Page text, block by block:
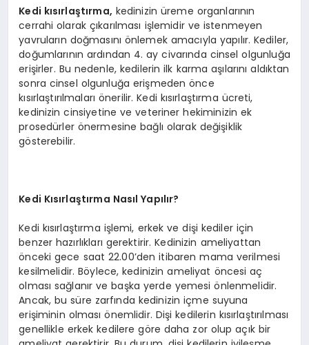
Kedi kısırlaştırma, kedinizin üreme organlarının
cerrahi olarak çıkarılması işlemidir ve istenmeyen
yavruların doğmasını önlemek amacıyla yapılır. Kediler,
doğumlarının ardından 4. ay civarında cinsel olgunluğa
erişirler. Bu nedenle, kedilerin ilk karma aşılarını aldıktan
sonra cinsel olgunluğa erişmeden önce
kısırlaştırılmaları önerilir. Kedi kısırlaştırma ücreti,
kedinizin cinsiyetine ve veteriner hekiminizin ek
prosedürler önermesine bağlı olarak değişiklik
gösterebilir.
Kedi Kısırlaştırma Nasıl Yapılır?
Kedi kısırlaştırma işlemi, erkek ve dişi kediler için
benzer hazırlıkları gerektirir. Kedinizin ameliyattan
önceki gece saat 22.00’den itibaren mama verilmesi
kesilmelidir. Böylece, kedinizin ameliyat öncesi aç
olması sağlanır ve başka yerde yemesi önlenmelidir.
Ancak, bu süre zarfında kedinizin içme suyuna
erişiminin olması önemlidir. Dişi kedilerin kısırlaştırılması
genellikle erkek kedilere göre daha zor olup açık bir